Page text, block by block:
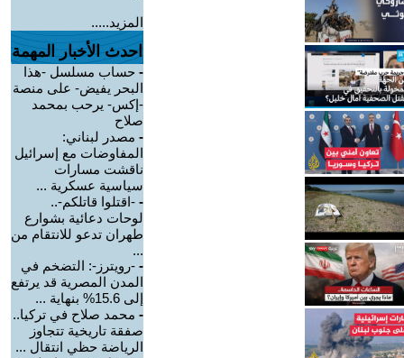
المزيد.....
احدث الأخبار المهمة
- حساب مسلسل -هذا
البحر يفيض- على منصة
-إكس- يرحب بمحمد
صلاح
- مصدر لبناني:
المفاوضات مع إسرائيل
ناقشت مسارات
سياسية عسكرية ...
- -اقتلوا قاتلكم-..
لوحات دعائية بشوارع
طهران تدعو للانتقام من
...
- -رويترز-: التضخم في
المدن المصرية قد يرتفع
إلى 15.6% بنهاية ...
- محمد صلاح في تركيا..
صفقة تاريخية تتجاوز
الرياضة حظي انتقال ...